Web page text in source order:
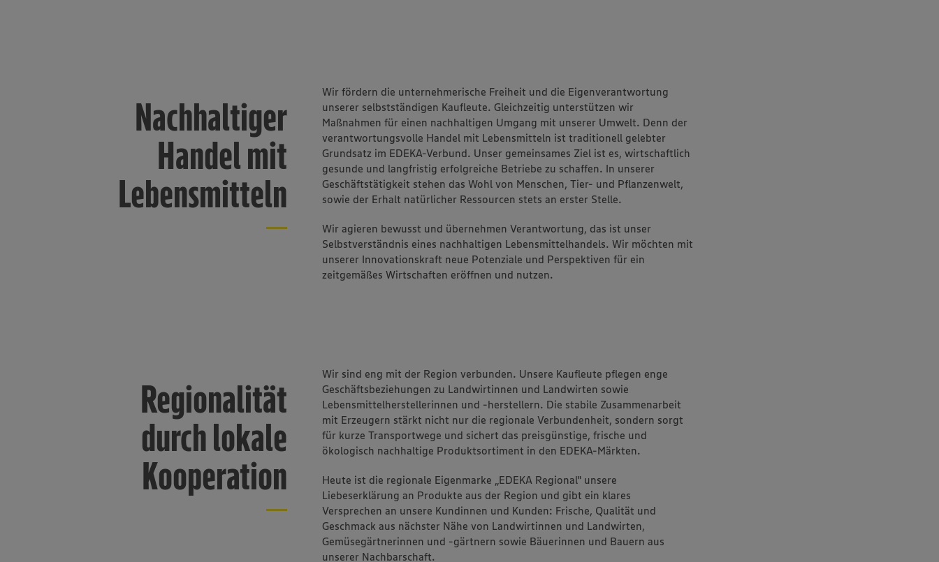
Nachhaltiger
Handel mit
Lebensmitteln
Wir fördern die unternehmerische Freiheit und die Eigenverantwortung
unserer selbstständigen Kaufleute. Gleichzeitig unterstützen wir
Maßnahmen für einen nachhaltigen Umgang mit unserer Umwelt. Denn der
verantwortungsvolle Handel mit Lebensmitteln ist traditionell gelebter
Grundsatz im EDEKA-Verbund. Unser gemeinsames Ziel ist es, wirtschaftlich
gesunde und langfristig erfolgreiche Betriebe zu schaffen. In unserer
Geschäftstätigkeit stehen das Wohl von Menschen, Tier- und Pflanzenwelt,
sowie der Erhalt natürlicher Ressourcen stets an erster Stelle.
Wir agieren bewusst und übernehmen Verantwortung, das ist unser
Selbstverständnis eines nachhaltigen Lebensmittelhandels. Wir möchten mit
unserer Innovationskraft neue Potenziale und Perspektiven für ein
zeitgemäßes Wirtschaften eröffnen und nutzen.
Regionalität
durch lokale
Kooperation
Wir sind eng mit der Region verbunden. Unsere Kaufleute pflegen enge
Geschäftsbeziehungen zu Landwirtinnen und Landwirten sowie
Lebensmittelherstellerinnen und -herstellern. Die stabile Zusammenarbeit
mit Erzeugern stärkt nicht nur die regionale Verbundenheit, sondern sorgt
für kurze Transportwege und sichert das preisgünstige, frische und
ökologisch nachhaltige Produktsortiment in den EDEKA-Märkten.
Heute ist die regionale Eigenmarke „EDEKA Regional" unsere
Liebeserklärung an Produkte aus der Region und gibt ein klares
Versprechen an unsere Kundinnen und Kunden: Frische, Qualität und
Geschmack aus nächster Nähe von Landwirtinnen und Landwirten,
Gemüsegärtnerinnen und -gärtnern sowie Bäuerinnen und Bauern aus
unserer Nachbarschaft.